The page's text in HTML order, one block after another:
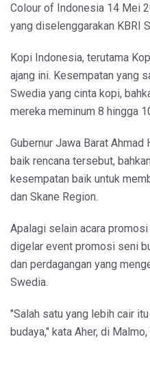
Colour of Indonesia 14 Mei
yang diselenggarakan KBRI
Kopi Indonesia, terutama
ajang ini. Kesempatan yang
Swedia yang cinta kopi,
mereka meminum 8 hingga
Gubernur Jawa Barat
baik rencana tersebut,
kesempatan baik untuk
dan Skane Region.
Apalagi selain acara
digelar event promosi seni
dan perdagangan yang
Swedia.
"Salah satu yang lebih cair
budaya," kata Aher, di